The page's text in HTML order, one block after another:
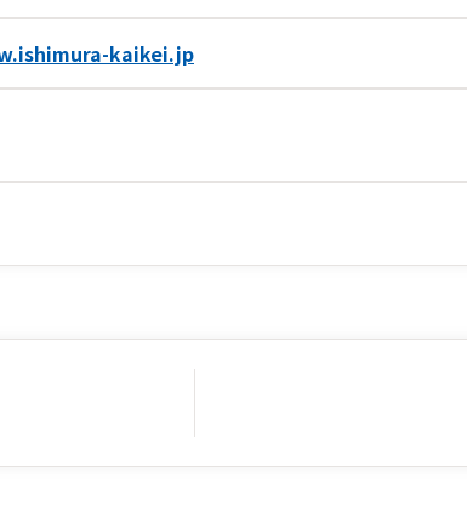
kaikei.jp